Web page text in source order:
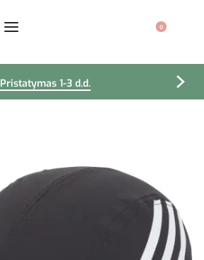
0
Pristatymas 1-3 d.d.